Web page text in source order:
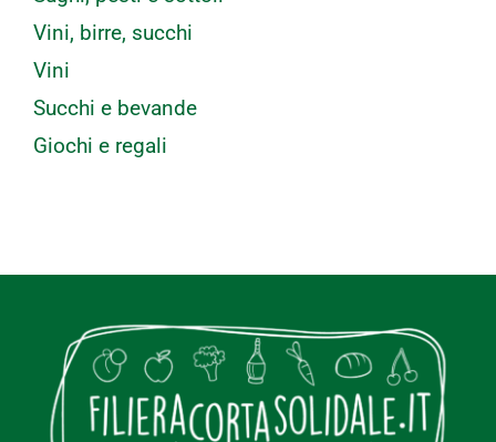
Vini, birre, succhi
Vini
Succhi e bevande
Giochi e regali